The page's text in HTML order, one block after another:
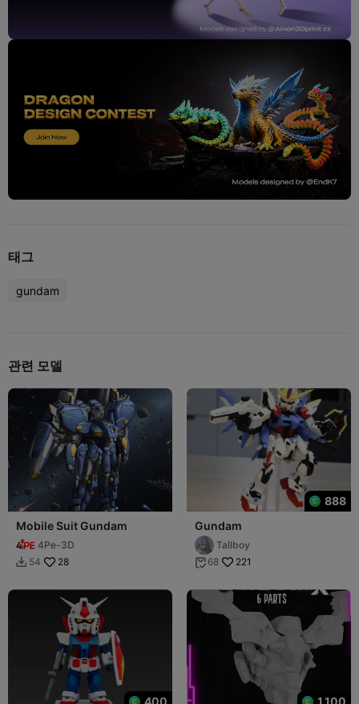
태그
gundam
관련 모델
Mobile Suit Gundam
4Pe-3D
 54 28
888
Gundam
Tallboy
 68 221